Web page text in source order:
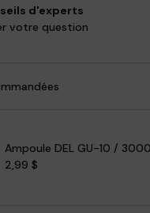
d'experts
votre question
Ampoule DEL GU-10 /
2,99 $